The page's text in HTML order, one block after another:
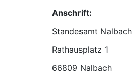
Anschrift:
Standesamt Nalbach
66809 Nalbach